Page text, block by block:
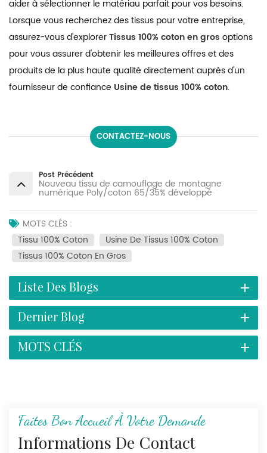
aider à sélectionner le matériau parfait pour vos besoins.
Lorsque vous recherchez des tissus pour votre entreprise,
assurez-vous d'explorerTissus 100% coton en gros options
pour vous assurer d'obtenir les meilleures offres et des
produits de la plus haute qualité directement auprès d'un
fournisseur de confiance Usine de tissus 100% coton.
CONTACTEZ-NOUS
Post Précédent
Nouveau tissu de camouflage de montagne
numérique Poly/coton 65/35% développé
MOTS CLÉS :
Tissu 100% Coton
Usine De Tissus 100% Coton
Tissus 100% Coton En Gros
Liste Des Blogs
Dernier Blog
MOTS CLÉS
Faites Bon Accueil À Votre Demande
Informations De Contact